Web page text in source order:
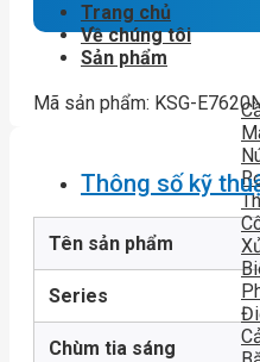
Trang chủ
Về chúng tôi
Sản phẩm
Mã sản phẩm: KSG-
Thông số kỹ
Tên sản phẩm
Series
Chùm tia sáng